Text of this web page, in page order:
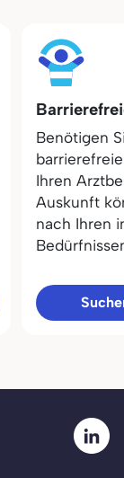
Benötigen
Ihren
Auskunft
nach Ihren